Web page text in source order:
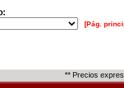
[Pág.
** Precios